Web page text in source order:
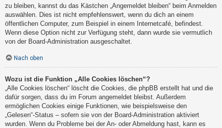
zu bleiben, kannst du das Kästchen „Angemeldet bleiben“ beim Anmelden
auswählen. Dies ist nicht empfehlenswert, wenn du dich an einem
öffentlichen Computer, zum Beispiel in einem Internetcafé, befindest.
Wenn diese Option nicht zur Verfügung steht, dann wurde sie vermutlich
von der Board-Administration ausgeschaltet.
Nach oben
Wozu ist die Funktion „Alle Cookies löschen“?
„Alle Cookies löschen“ löscht die Cookies, die phpBB erstellt hat und die
dafür sorgen, dass du im Forum angemeldet bleibst. Außerdem
ermöglichen Cookies einige Funktionen, wie beispielsweise den
„Gelesen“-Status – sofern sie von der Board-Administration aktiviert
wurden. Wenn du Probleme bei der An- oder Abmeldung hast, kann es